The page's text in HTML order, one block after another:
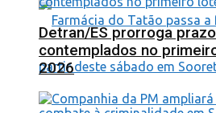
Detran/ES prorroga
contemplados no
2026